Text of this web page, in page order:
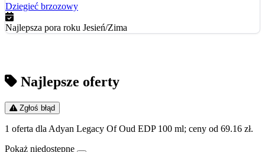
Dziegieć brzozowy
Najlepsza pora roku Jesień/Zima
Najlepsze oferty
Zgłoś błąd
1 oferta dla Adyan Legacy Of Oud EDP 100 ml; ceny od 69.16 zł.
Pokaż niedostępne